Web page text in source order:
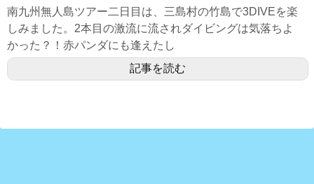
南九州無人島ツアー二日目は、三島村の竹島で3DIVEを楽
しみました。2本目の激流に流されダイビングは気落ちよ
かった？！赤パンダにも逢えたし
記事を読む